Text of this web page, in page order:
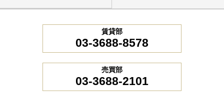
賃貸部
03-3688-8578
売買部
03-3688-2101